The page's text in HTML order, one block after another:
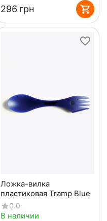
‍296‍ грн
Ложка-вилка
пластиковая Tramp Blue
0.0
В наличии